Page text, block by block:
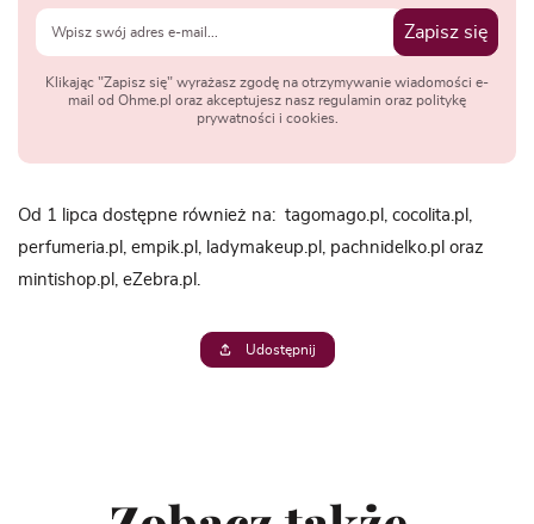
Zapisz się
Klikając "Zapisz się" wyrażasz zgodę na otrzymywanie wiadomości e-
mail od Ohme.pl oraz akceptujesz nasz regulamin oraz politykę
prywatności i cookies.
Od 1 lipca dostępne również na: tagomago.pl, cocolita.pl,
perfumeria.pl, empik.pl, ladymakeup.pl, pachnidelko.pl oraz
mintishop.pl, eZebra.pl.
Udostępnij